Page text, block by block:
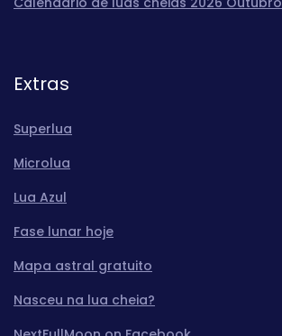
Extras
Superlua
Microlua
Lua Azul
Fase lunar hoje
Mapa astral gratuito
Nasceu na lua cheia?